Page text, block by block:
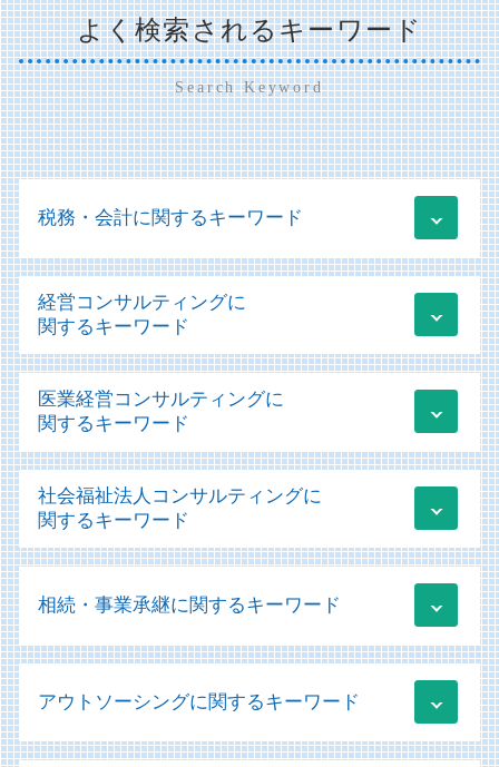
よく検索されるキーワード
Search Keyword
税務・会計に関するキーワード
税務申告 法人
青色申告 白色申告 違い わかりやすく
税務 確定申告
税務相談
クラウド会計 導入支援
顧問業務
顧問業務 会計士
クラウド会計 メリット
法人税 期限
税務相談 どこまで
個人事業主 確定申告
賃上げ促進税制 申請方法
経営コンサルティングに
関するキーワード
経営改善計画 コロナ
運用支援 コンサルティング
起業 資金調達 個人
業績管理 管理会計
経営コンサルティング 中小企業
経営改善計画 様式
it導入補助金 採択
資金調達
業績管理 方法
経営改善計画 コンサル
医業経営コンサルティングに
関するキーワード
運営支援 とは
コンサル 経営診断
病院 経営診断
医業経営コンサルティング
運営支援
医療法人 法人税
医療機器 リース
社会福祉法人コンサルティングに
関するキーワード
社会福祉法人 法人税
社会福祉法人
規定 作成
社会福祉法人 会計基準
相続・事業承継に関するキーワード
贈与税 非課税 申告
相続 不動産
アウトソーシングに関するキーワード